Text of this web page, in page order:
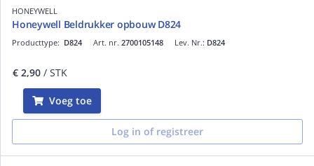
HONEYWELL
Honeywell Beldrukker opbouw D824
Art. nr. 2700105148
Producttype: D824 Lev. Nr.: D824
€ 2,90 / STK
Voeg toe
Log in of registreer